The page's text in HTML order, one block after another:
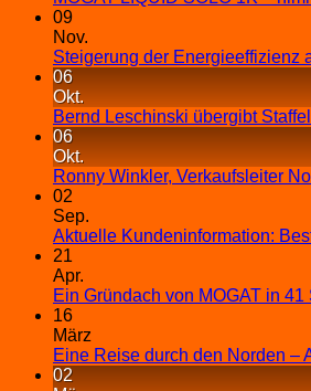
09
Nov.
Steigerung der Energieeffizienz
06
Okt.
Bernd Leschinski übergibt
06
Okt.
Ronny Winkler, Verkaufsleiter
02
Sep.
Aktuelle Kundeninformation:
21
Apr.
Ein Gründach von MOGAT in
16
März
Eine Reise durch den Norden –
02